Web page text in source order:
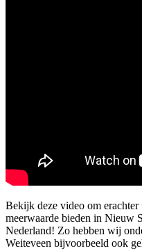
Bekijk deze video om
meerwaarde bieden in Nieuw
Nederland! Zo hebben wij
Weiteveen bijvoorbeeld ook